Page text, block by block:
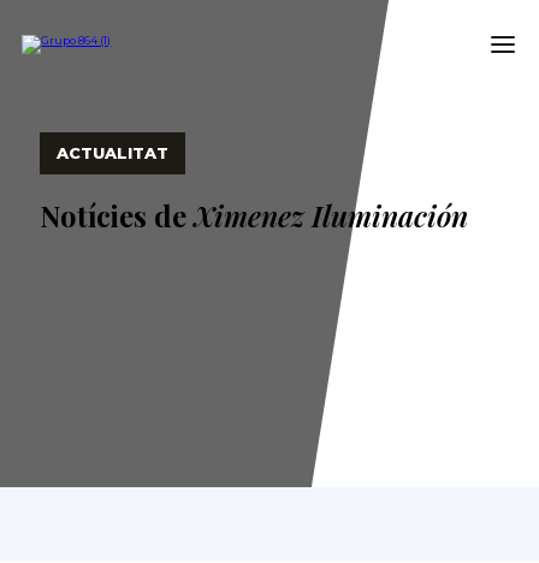
ACTUALITAT
Notícies deXimenez Iluminación